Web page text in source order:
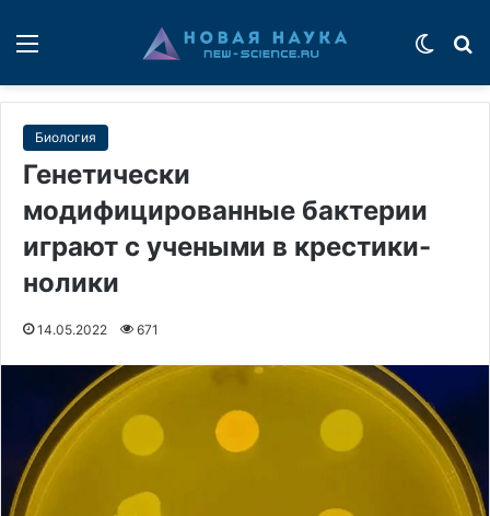
Биология
Генетически
модифицированные бактерии
играют с учеными в крестики-
нолики
14.05.2022 671